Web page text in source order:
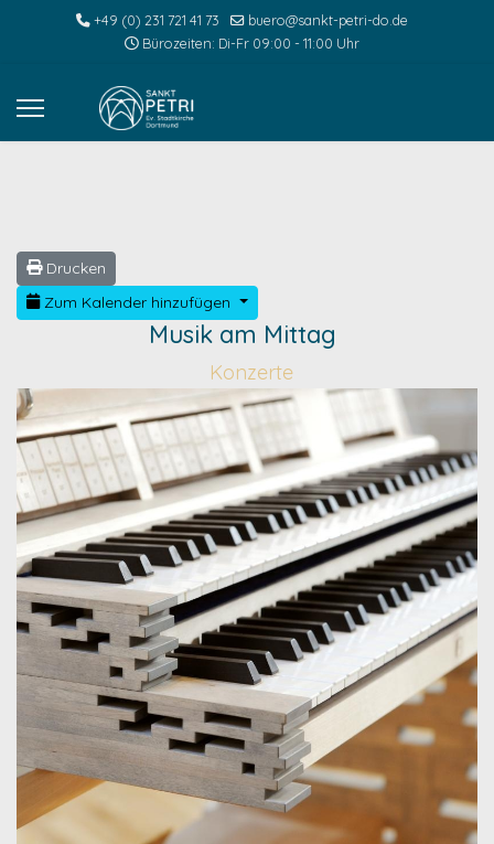
+49 (0) 231 721 41 73
buero@sankt-petri-do.de
Bürozeiten: Di-Fr 09:00 - 11:00 Uhr
Drucken
Zum Kalender hinzufügen
Musik am Mittag
Konzerte